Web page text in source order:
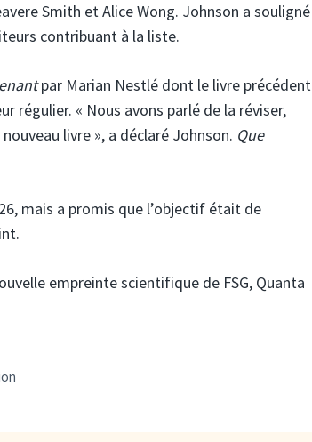
Smith et Alice Wong. Johnson a souligné
contribuant à la liste.
par Marian Nestlé dont le livre précédent
régulier. « Nous avons parlé de la réviser,
livre », a déclaré Johnson. Que
mais a promis que l’objectif était de
empreinte scientifique de FSG, Quanta